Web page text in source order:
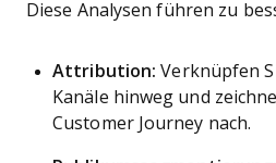
Diese Analysen führen zu
Attribution: Verknüpfen
Kanäle hinweg und
Customer Journey nach.